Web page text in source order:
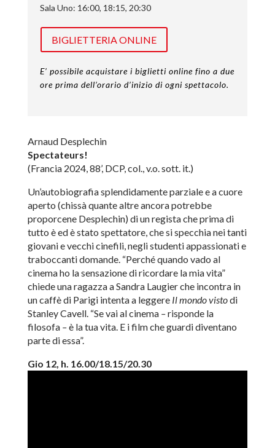
Sala Uno: 16:00, 18:15, 20:30
BIGLIETTERIA ONLINE
E’ possibile acquistare i biglietti online fino a due
ore prima dell’orario d’inizio di ogni spettacolo.
Arnaud Desplechin
Spectateurs!
(Francia 2024, 88’, DCP, col., v.o. sott. it.)
Un’autobiografia splendidamente parziale e a cuore
aperto (chissà quante altre ancora potrebbe
proporcene Desplechin) di un regista che prima di
tutto è ed è stato spettatore, che si specchia nei tanti
giovani e vecchi cinefili, negli studenti appassionati e
traboccanti domande. “Perché quando vado al
cinema ho la sensazione di ricordare la mia vita”
chiede una ragazza a Sandra Laugier che incontra in
un caffè di Parigi intenta a leggere Il mondo vistodi
Stanley Cavell. “Se vai al cinema–risponde la
filosofa–è la tua vita. E i film che guardi diventano
parte di essa”.
Gio 12, h. 16.00/18.15/20.30